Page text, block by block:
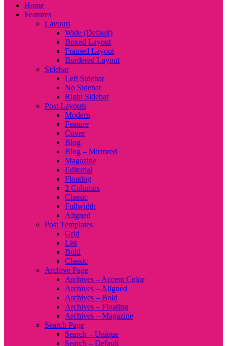
Home
Features
Layouts
Wide (Default)
Boxed Layout
Framed Layout
Bordered Layout
Sidebar
Left Sidebar
No Sidebar
Right Sidebar
Post Layouts
Modern
Feature
Cover
Blog
Blog – Mirrored
Magazine
Editorial
Floating
2 Columns
Classic
Fullwidth
Aligned
Post Templates
Grid
List
Bold
Classic
Archive Page
Archives – Accent Color
Archives – Aligned
Archives – Bold
Archives – Floating
Archives – Magazine
Search Page
Search – Unique
Search – Default